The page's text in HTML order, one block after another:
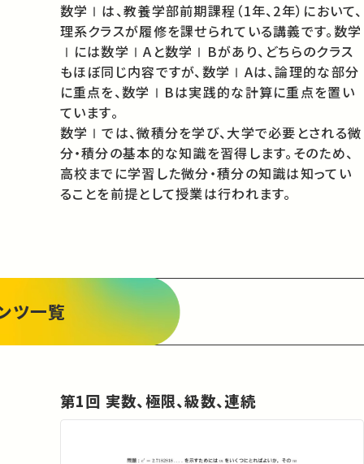
数学Ⅰは、教養学部前期課程（1年、2年）において、
理系クラスが履修を課せられている講義です。数学
Ⅰには数学ⅠAと数学ⅠBがあり、どちらのクラス
もほぼ同じ内容ですが、数学ⅠAは、論理的な部分
に重点を、数学ⅠBは実践的な計算に重点を置い
ています。
数学Ⅰでは、微積分を学び、大学で必要とされる微
分・積分の基本的な知識を習得します。そのため、
高校までに学習した微分・積分の知識は知ってい
ることを前提として授業は行われます。
ツ一覧
第1回 実数、極限、級数、連続